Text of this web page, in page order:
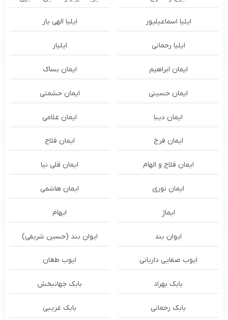
ایلیا اسماعیلپور ایلیا الهی یار
ایلیا رحمانی ایلیار
ایمان ابراهیم ایمان بساک
ایمان حسینی ایمان حشمتی
ایمان دیبا ایمان غلامی
ایمان فرخ ایمان فلاح
ایمان فلاح و الهام ایمان قلی نیا
ایمان نوری ایمان هاشمی
ایماژ ایهام
ایوان بند ایوان بند (حسین شریفی)
ایوب صفایی داریانی ایوب طغان
بابک بهراد بابک جهانبخش
بابک رحمانی بابک غریبی